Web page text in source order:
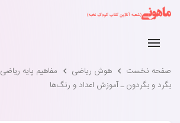
صفحه نخست هوش ریاضی مفاهیم پایه ریاضی
بگرد و بگردون ـ آموزش اعداد و رنگ‌ها